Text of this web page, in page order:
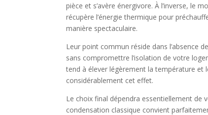
pièce et s’avère énergivore. À l’inverse, le
récupère l’énergie thermique pour
manière spectaculaire.
Leur point commun réside dans l’absence
sans compromettre l’isolation de votre
tend à élever légèrement la température et
considérablement cet effet.
Le choix final dépendra essentiellement de
condensation classique convient